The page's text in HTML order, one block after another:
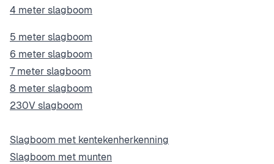
4 meter slagboom
5 meter slagboom
6 meter slagboom
7 meter slagboom
8 meter slagboom
230V slagboom
Slagboom met kentekenherkenning
Slagboom met munten